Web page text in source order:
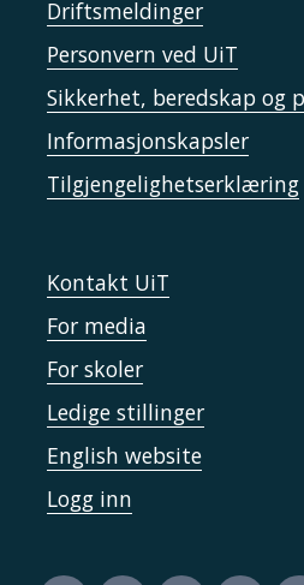
Driftsmeldinger
Personvern ved UiT
Sikkerhet, beredskap og
Informasjonskapsler
Tilgjengelighetserklæring
Kontakt UiT
For media
For skoler
Ledige stillinger
English website
Logg inn